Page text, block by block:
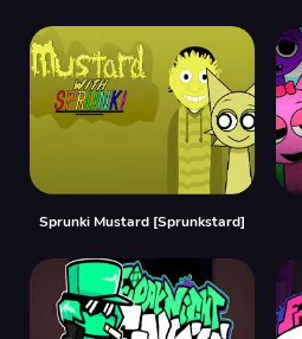
Sprunki Mustard [Sprunkstard]